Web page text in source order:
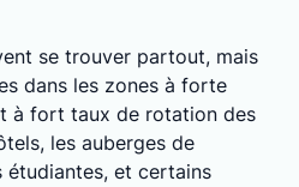
se trouver partout, mais
dans les zones à forte
à fort taux de rotation des
les auberges de
étudiantes, et certains